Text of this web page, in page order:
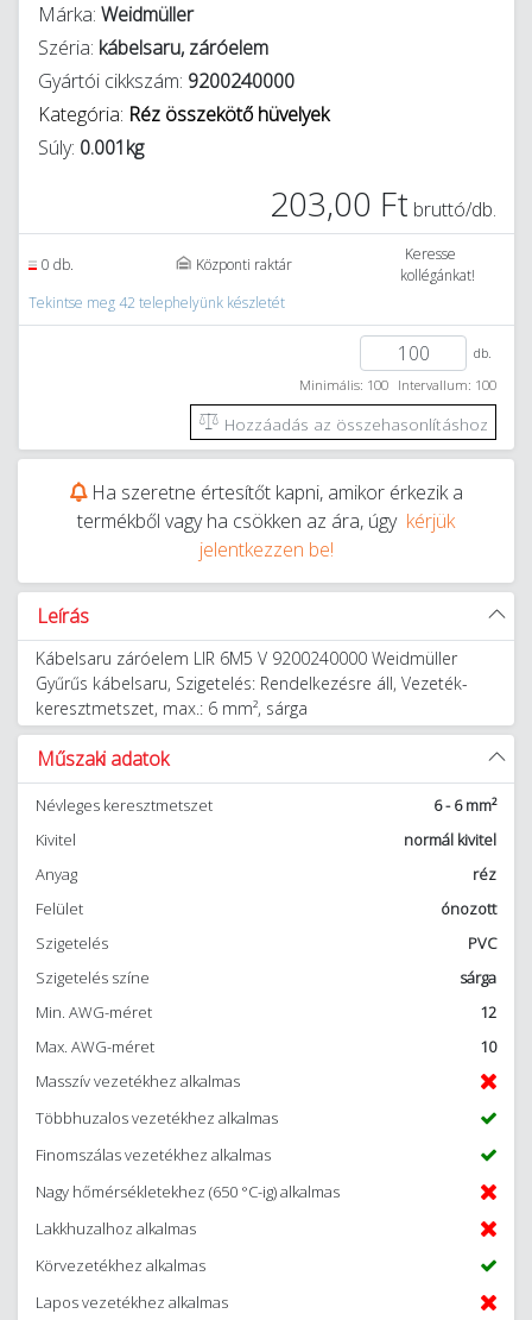
Márka: Weidmüller
Széria: kábelsaru, záróelem
Gyártói cikkszám: 9200240000
Kategória: Réz összekötő hüvelyek
Súly: 0.001kg
203,00 Ft bruttó/db.
0 db. Központi raktár
Keresse
kollégánkat!
Tekintse meg 42 telephelyünk készletét
db.
Minimális: 100 Intervallum: 100
Hozzáadás az összehasonlításhoz
Ha szeretne értesítőt kapni, amikor érkezik a
termékből vagy ha csökken az ára, úgy kérjük
jelentkezzen be!
Leírás
Kábelsaru záróelem LIR 6M5 V 9200240000 Weidmüller
Gyűrűs kábelsaru, Szigetelés: Rendelkezésre áll, Vezeték-
keresztmetszet, max.: 6 mm², sárga
Műszaki adatok
Névleges keresztmetszet
6 - 6 mm²
Kivitel
normál kivitel
Anyag
réz
Felület
ónozott
Szigetelés
PVC
Szigetelés színe
sárga
Min. AWG-méret
12
Max. AWG-méret
10
Masszív vezetékhez alkalmas
Többhuzalos vezetékhez alkalmas
Finomszálas vezetékhez alkalmas
Nagy hőmérsékletekhez (650 °C-ig) alkalmas
Lakkhuzalhoz alkalmas
Körvezetékhez alkalmas
Lapos vezetékhez alkalmas